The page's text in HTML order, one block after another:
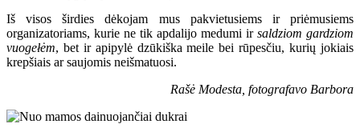
Iš visos širdies dėkojam mus pakvietusiems ir priėmusiems
organizatoriams, kurie ne tik apdalijo medumi ir saldziom gardziom
vuogełėm, bet ir apipylė dzūkiška meile bei rūpesčiu, kurių jokiais
krepšiais ar saujomis neišmatuosi.
Rašė Modesta, fotografavo Barbora